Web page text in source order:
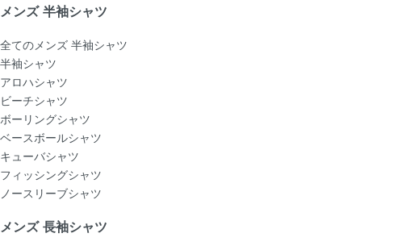
メンズ 半袖シャツ
全てのメンズ 半袖シャツ
半袖シャツ
アロハシャツ
ビーチシャツ
ボーリングシャツ
ベースボールシャツ
キューバシャツ
フィッシングシャツ
ノースリーブシャツ
メンズ 長袖シャツ